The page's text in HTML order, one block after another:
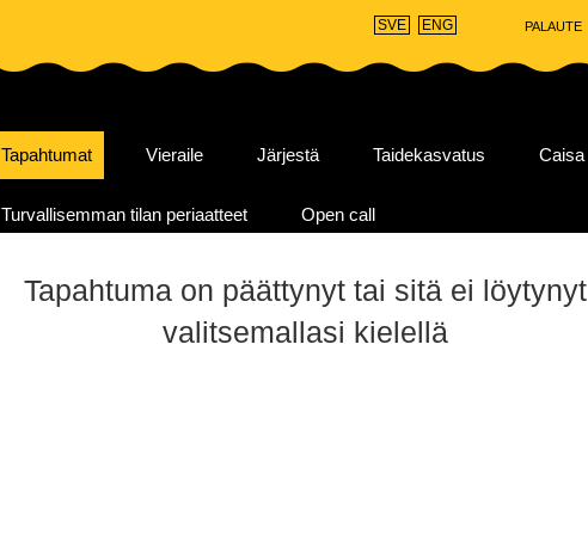
PALAUTE
SVE ENG
Tapahtumat Vieraile Järjestä Taidekasvatus Caisa
Turvallisemman tilan periaatteet Open call
Tapahtuma on päättynyt tai sitä ei löytynyt
valitsemallasi kielellä